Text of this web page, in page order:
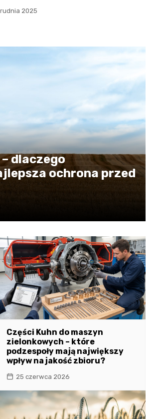
2025
dlaczego
ochrona przed
Części Kuhn do maszyn
zielonkowych – które
podzespoły mają największy
wpływ na jakość zbioru?
25 czerwca 2026